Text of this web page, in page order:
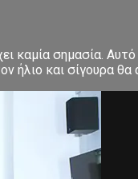
σημασία.
και σίγουρα θα